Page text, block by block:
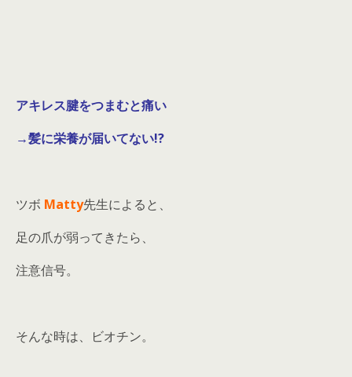
アキレス腱をつまむと痛い
→髪に栄養が届いてない!?
ツボ Matty先生によると、
足の爪が弱ってきたら、
注意信号。
そんな時は、ビオチン。